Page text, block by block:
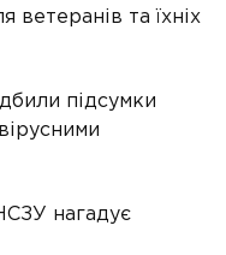
ветеранів та їхніх
підсумки
нагадує